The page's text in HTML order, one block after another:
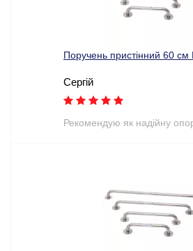
Поручень пристінний 60
Сергій
Рекомендую як надійну